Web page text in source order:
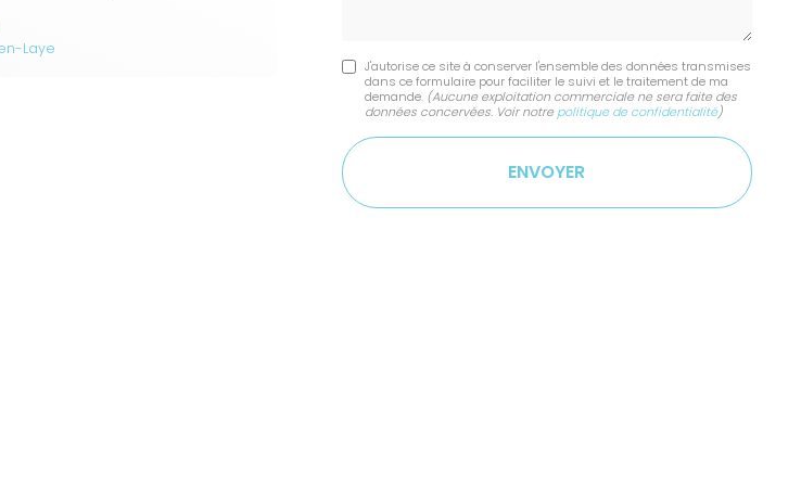
Laye
J'autorise ce site à conserver l'ensemble des données transmises
dans ce formulaire pour faciliter le suivi et le traitement de ma
demande. (Aucune exploitation commerciale ne sera faite des
données concervées. Voir notrepolitique de confidentialité)